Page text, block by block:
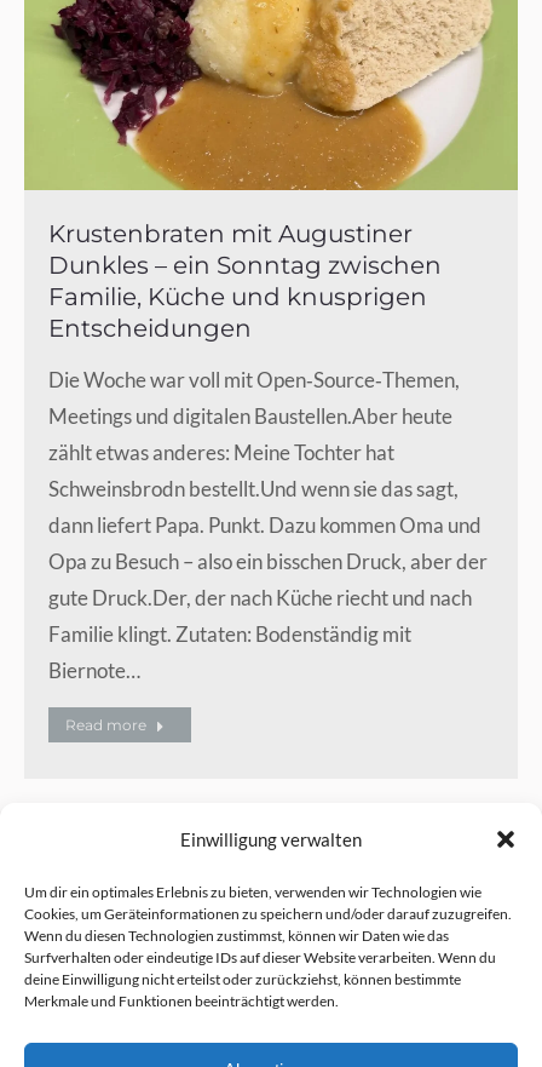
Einwilligung verwalten
Um dir ein optimales Erlebnis zu bieten, verwenden wir Technologien wie
Cookies, um Geräteinformationen zu speichern und/oder darauf zuzugreifen.
Wenn du diesen Technologien zustimmst, können wir Daten wie das
Surfverhalten oder eindeutige IDs auf dieser Website verarbeiten. Wenn du
deine Einwilligung nicht erteilst oder zurückziehst, können bestimmte
Merkmale und Funktionen beeinträchtigt werden.
Krustenbraten mit Augustiner
Dunkles – ein Sonntag zwischen
Familie, Küche und knusprigen
Entscheidungen
Die Woche war voll mit Open‑Source‑Themen,
Meetings und digitalen Baustellen.Aber heute
zählt etwas anderes: Meine Tochter hat
Schweinsbrodn bestellt.Und wenn sie das sagt,
dann liefert Papa. Punkt. Dazu kommen Oma und
Opa zu Besuch – also ein bisschen Druck, aber der
gute Druck.Der, der nach Küche riecht und nach
Familie klingt. Zutaten: Bodenständig mit
Biernote…
Read more
Folge mir auch auf: